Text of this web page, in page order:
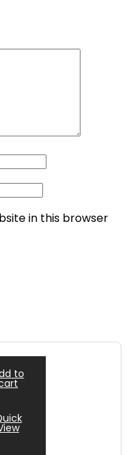
in this browser
to